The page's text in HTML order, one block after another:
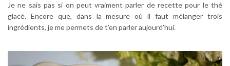
Je ne sais pas si on peut vraiment parler de recette pour le thé
glacé. Encore que, dans la mesure où il faut mélanger trois
ingrédients, je me permets de t’en parler aujourd’hui.